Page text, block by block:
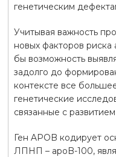
генетическим
Учитывая важность
новых факторов риска
бы возможность
задолго до
контексте все
генетические
связанные с
Ген APOB кодирует
ЛПНП – apoB-100,